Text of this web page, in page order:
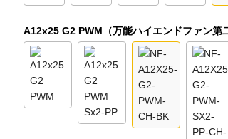
A12x25 G2 PWM（万能ハイエンドファン第